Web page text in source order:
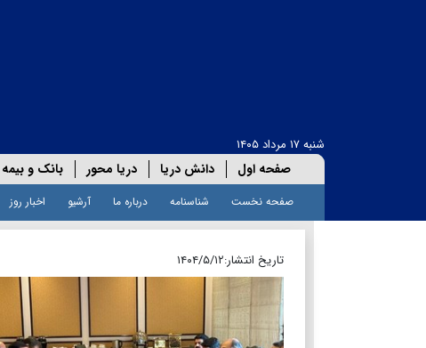
شنبه ۱۷ مرداد ۱۴۰۵
صفحه اول دانش دریا دریا محور بانک و بیمه
صفحه نخست شناسنامه درباره ما آرشیو اخبار روز
تاریخ انتشار:۱۴۰۴/۵/۱۲